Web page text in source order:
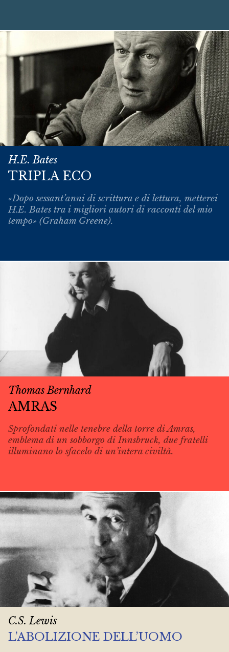
H.E. Bates
TRIPLA ECO
«Dopo sessant’anni di scrittura e di lettura, metterei
H.E. Bates tra i migliori autori di racconti del mio
tempo» (Graham Greene).
Thomas Bernhard
AMRAS
Sprofondati nelle tenebre della torre di Amras,
emblema di un sobborgo di Innsbruck, due fratelli
illuminano lo sfacelo di un’intera civiltà.
C.S. Lewis
L’ABOLIZIONE DELL’UOMO